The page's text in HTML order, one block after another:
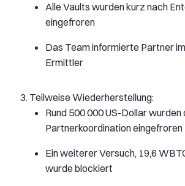
Alle Vaults wurden kurz nach
eingefroren
Das Team informierte Partner
Ermittler
Teilweise Wiederherstellung:
Rund 500 000 US-Dollar wurden
Partnerkoordination eingefroren
Ein weiterer Versuch, 19,6
wurde blockiert